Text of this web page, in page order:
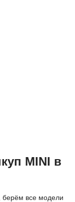
MINI в
берём все модели